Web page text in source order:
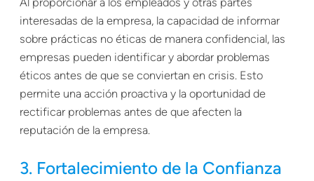
interesadas de la empresa, la capacidad de informar
sobre prácticas no éticas de manera confidencial, las
empresas pueden identificar y abordar problemas
éticos antes de que se conviertan en crisis. Esto
permite una acción proactiva y la oportunidad de
rectificar problemas antes de que afecten la
reputación de la empresa.
3. Fortalecimiento de la Confianza